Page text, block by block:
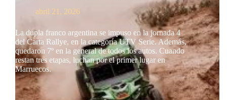
abril 21, 2026
La dupla franco argentina se impuso en la jornada 4
del Carta Rallye, en la categoría UTV Serie. Además,
quedaron 7º en la general de todos los autos. Cuando
restan tres etapas, luchan por el primer lugar en
Marruecos.